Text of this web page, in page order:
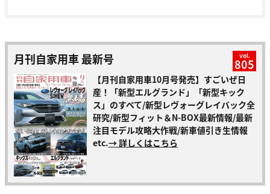
月刊自家用車 最新号 vol.
805
【月刊自家用車10月号発売】すごいぜ日
産！「新型エルグランド」「新型キック
ス」のすべて/新型レヴォーグレイバック全
研究/新型フィット＆N-BOX最新情報/最新
注目モデル攻略大作戦/新車値引き生情報
etc.→ 詳しくはこちら